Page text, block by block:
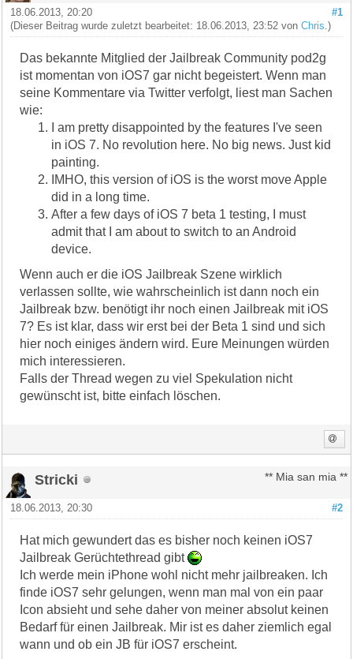
#1
18.06.2013, 20:20
(Dieser Beitrag wurde zuletzt bearbeitet: 18.06.2013, 23:52 vonChris .)
Das bekannte Mitglied der Jailbreak Community pod2g
ist momentan von iOS7 gar nicht begeistert. Wenn man
seine Kommentare via Twitter verfolgt, liest man Sachen
wie:
I am pretty disappointed by the features I've seen
in iOS 7. No revolution here. No big news. Just kid
painting.
IMHO, this version of iOS is the worst move Apple
did in a long time.
After a few days of iOS 7 beta 1 testing, I must
admit that I am about to switch to an Android
device.
Wenn auch er die iOS Jailbreak Szene wirklich
verlassen sollte, wie wahrscheinlich ist dann noch ein
Jailbreak bzw. benötigt ihr noch einen Jailbreak mit iOS
7? Es ist klar, dass wir erst bei der Beta 1 sind und sich
hier noch einiges ändern wird. Eure Meinungen würden
mich interessieren.
Falls der Thread wegen zu viel Spekulation nicht
gewünscht ist, bitte einfach löschen.
Stricki ** Mia san mia **
#2
18.06.2013, 20:30
Hat mich gewundert das es bisher noch keinen iOS7
Jailbreak Gerüchtethread gibt
Ich werde mein iPhone wohl nicht mehr jailbreaken. Ich
finde iOS7 sehr gelungen, wenn man mal von ein paar
Icon absieht und sehe daher von meiner absolut keinen
Bedarf für einen Jailbreak. Mir ist es daher ziemlich egal
wann und ob ein JB für iOS7 erscheint.